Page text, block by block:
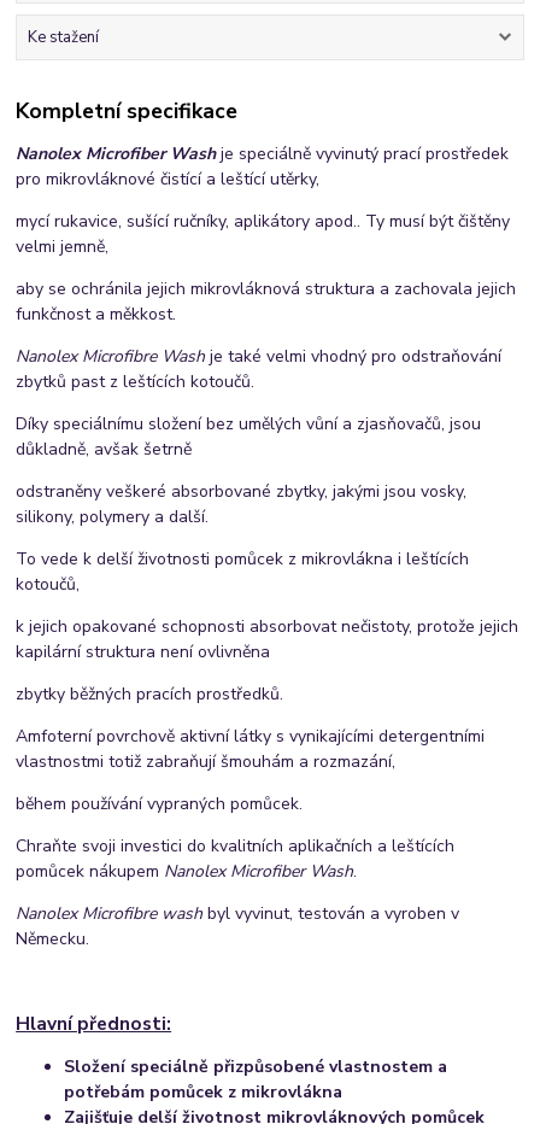
Ke stažení
Kompletní specifikace
Nanolex Microfiber Washje speciálně vyvinutý prací prostředek
pro mikrovláknové čistící a leštící utěrky,
mycí rukavice, sušící ručníky, aplikátory apod.. Ty musí být čištěny
velmi jemně,
aby se ochránila jejich mikrovláknová struktura a zachovala jejich
funkčnost a měkkost.
Nanolex Microfibre Wash je také velmi vhodný pro odstraňování
zbytků past z leštících kotoučů.
Díky speciálnímu složení bez umělých vůní a zjasňovačů, jsou
důkladně, avšak šetrně
odstraněny veškeré absorbované zbytky, jakými jsou vosky,
silikony, polymery a další.
To vede k delší životnosti pomůcek z mikrovlákna i leštících
kotoučů,
k jejich opakované schopnosti absorbovat nečistoty, protože jejich
kapilární struktura není ovlivněna
zbytky běžných pracích prostředků.
Amfoterní povrchově aktivní látky s vynikajícími detergentními
vlastnostmi totiž zabraňují šmouhám a rozmazání,
během používání vypraných pomůcek.
Chraňte svoji investici do kvalitních aplikačních a leštících
pomůcek nákupem Nanolex Microfiber Wash.
Nanolex Microfibre washbyl vyvinut, testován a vyroben v
Německu.
Hlavní přednosti:
Složení speciálně přizpůsobené vlastnostem a
potřebám pomůcek z mikrovlákna
Zajišťuje delší životnost mikrovláknových pomůcek